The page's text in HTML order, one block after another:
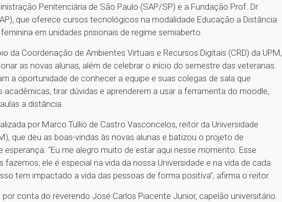
Penitenciária de São Paulo (SAP/SP) e a Fundação Prof. Dr.
que oferece cursos tecnológicos na modalidade Educação a Distância
em unidades prisionais de regime semiaberto.
da Coordenação de Ambientes Virtuais e Recursos Digitais (CRD) da UPM,
as novas alunas, além de celebrar o início do semestre das veteranas.
a oportunidade de conhecer a equipe e suas colegas de sala que
tirar dúvidas e aprenderem a usar a ferramenta do moodle,
a distância.
por Marco Tullio de Castro Vasconcelos, reitor da Universidade
que deu as boas-vindas às novas alunas e batizou o projeto de
esperança. “Eu me alegro muito de estar aqui nesse momento. Esse
ele é especial na vida da nossa Universidade e na vida de cada
tem impactado a vida das pessoas de forma positiva”, afirma o reitor.
conta do reverendo José Carlos Piacente Junior, capelão universitário.